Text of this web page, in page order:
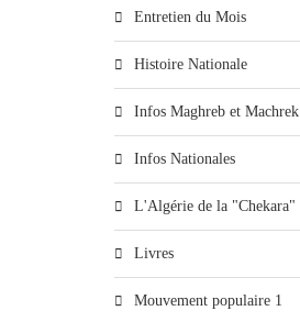
Entretien du Mois
Histoire Nationale
Infos Maghreb et Machrek
Infos Nationales
L'Algérie de la "Chekara"
Livres
Mouvement populaire 1